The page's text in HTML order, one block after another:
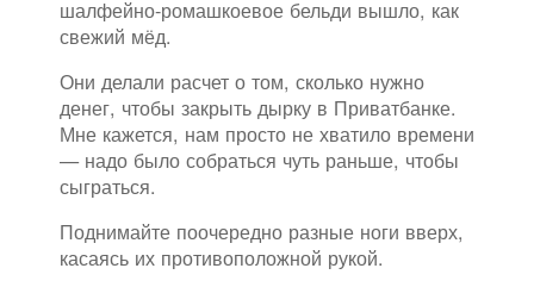
шалфейно-ромашкоевое бельди вышло, как
свежий мёд.
Они делали расчет о том, сколько нужно
денег, чтобы закрыть дырку в Приватбанке.
Мне кажется, нам просто не хватило времени
— надо было собраться чуть раньше, чтобы
сыграться.
Поднимайте поочередно разные ноги вверх,
касаясь их противоположной рукой.